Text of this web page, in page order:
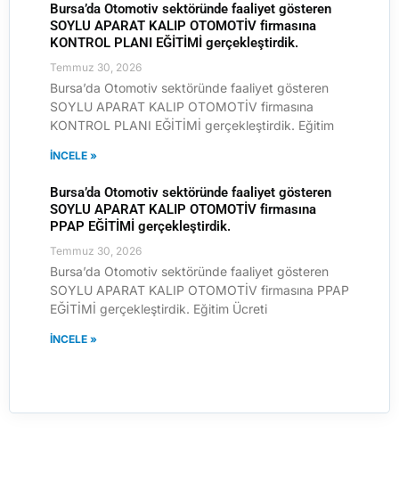
Bursa’da Otomotiv sektöründe faaliyet gösteren
SOYLU APARAT KALIP OTOMOTİV firmasına
KONTROL PLANI EĞİTİMİ gerçekleştirdik.
Temmuz 30, 2026
Bursa’da Otomotiv sektöründe faaliyet gösteren
SOYLU APARAT KALIP OTOMOTİV firmasına
KONTROL PLANI EĞİTİMİ gerçekleştirdik. Eğitim
İNCELE »
Bursa’da Otomotiv sektöründe faaliyet gösteren
SOYLU APARAT KALIP OTOMOTİV firmasına
PPAP EĞİTİMİ gerçekleştirdik.
Temmuz 30, 2026
Bursa’da Otomotiv sektöründe faaliyet gösteren
SOYLU APARAT KALIP OTOMOTİV firmasına PPAP
EĞİTİMİ gerçekleştirdik. Eğitim Ücreti
İNCELE »